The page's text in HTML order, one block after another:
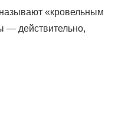
«кровельным
— действительно,